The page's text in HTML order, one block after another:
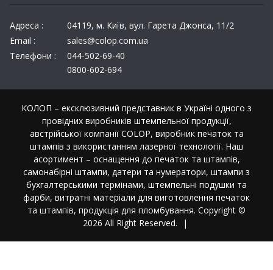
Адреса :
04119, м. Київ, вул. Гарета Джонса, 11/2
Email :
sales@colop.com.ua
Телефони :
044-502-69-40
0800-602-694
КОЛОП – ексклюзивний представник в Україні одного з
провідних виробників штемпельної продукції,
австрійської компанії COLOP, виробник печаток та
штампів з використанням лазерної технології. Наш
асортимент – оснащення до печаток та штампів,
самонабірні штампи, датери та нумератори, штампи з
бухгалтерськими термінами, штемпельні подушки та
фарби, витратні матеріали для виготовлення печаток
та штампів, продукція для пломбування. Copyright ©
2026 All Right Reserved.
|